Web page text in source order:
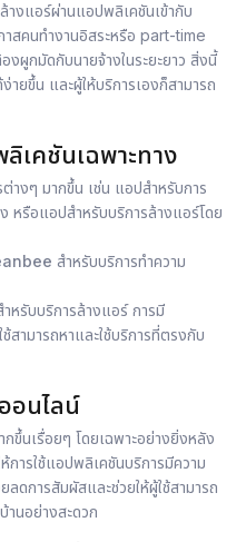
างแอร์ผ่านแอปพลิเคชันเข้ากับ
าสคนทำงานอิสระหรือ part-time
งผูกมัดกับนายจ้างในระยะยาว สิ่งนี้
ายขึ้น และผู้ให้บริการเองก็สามารถ
เคชันเฉพาะทาง
างๆ มากขึ้น เช่น แอปสำหรับการ
หรือแอปสำหรับบริการล้างแอร์โดย
สำหรับบริการทำความ
ำหรับบริการล้างแอร์ การมี
สามารถหาและใช้บริการที่ตรงกับ
อนไลน์
ขึ้นเรื่อยๆ โดยเฉพาะอย่างยิ่งหลัง
การใช้แอปพลิเคชันบริการมีความ
ดการสัมผัสและช่วยให้ผู้ใช้สามารถ
านอย่างสะดวก